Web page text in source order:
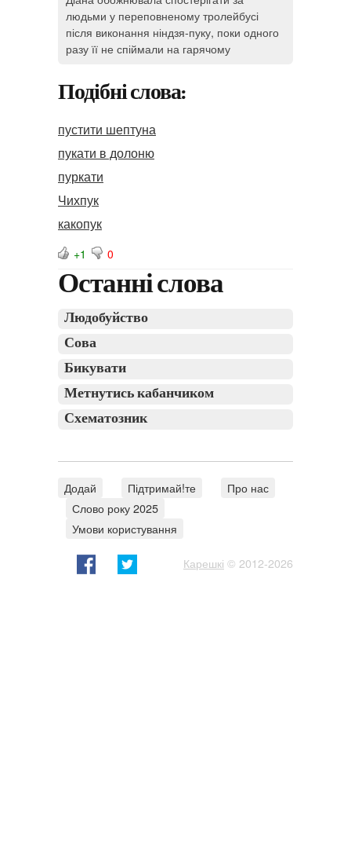
людьми у переповненому тролейбусі
після виконання ніндзя-пуку, поки одного
разу її не спіймали на гарячому
Подібні слова:
пустити шептуна
пукати в долоню
пуркати
Чихпук
какопук
+1 0
Останні слова
Людобуйство
Сова
Бикувати
Метнутись кабанчиком
Схематозник
Додай Підтримай!те
Про нас
Слово року 2025
Умови користування
Карешкі © 2012-2026